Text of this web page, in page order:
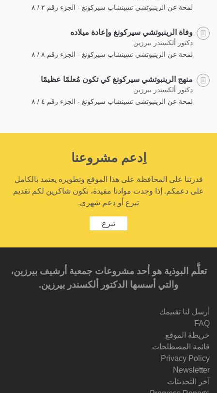
لمحة عن الرينبوتشي تسينشاب سيركونغ - الجزء رقم ٢ / ٨
وفاة الرينبوتشي سيركونغ وإعادة ميلاده
دكتور ألكسندر بيرزين
لمحة عن الرينبوتشي تسينشاب سيركونغ - الجزء رقم ٨ / ٨
منهج الرينبوتشي سيركونغ كي تكون مُعلمًا عظيمًا
دكتور ألكسندر بيرزين
لمحة عن الرينبوتشي تسينشاب سيركونغ - الجزء رقم ٤ / ٨
اِدعم مشروعنا
قدرتنا على المحافظة على هذا الموقع وتطويره يعتمد بالكامل
على دعمكم. إذا وجدت موادنا مفيدة، نكون شاكرين لكم تقديم
تبرع أو دعم شهري.
تبرع
تعلَّم البوذية هو أحد مشروعات جمعية أرشيف بيرزين،
والتي أسسها الدكتور ألكسندر بيرزين.‎‎
أرسل لنا تقييمك
FAQ
خريطة الموقع
قائمة المصطلحات
Privacy Policy
Newsletter
آخر التحديثات